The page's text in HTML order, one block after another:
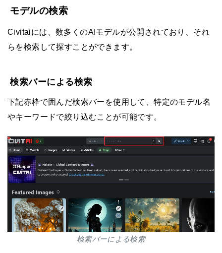
モデルの検索
Civitaiには、数多くのAIモデルが公開されており、それ
らを検索して探すことができます。
検索バーによる検索
下記赤枠で囲んだ検索バーを使用して、特定のモデル名
やキーワードで絞り込むことが可能です。
検索バーによる検索